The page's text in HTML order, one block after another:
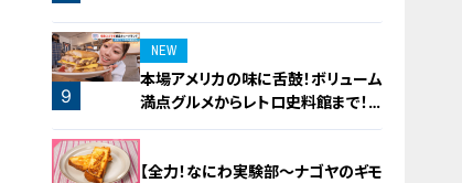
9
NEW
本場アメリカの味に舌鼓！ボリューム
満点グルメからレトロ史料館まで！
愛知・東海市の感動スポット3選
【全力！なにわ実験部～ナゴヤのギモ